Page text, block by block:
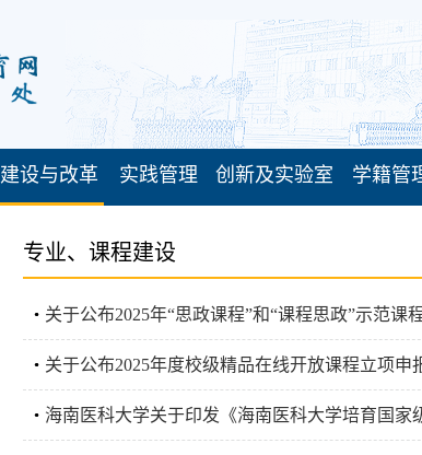
建设与改革 实践管理 创新及实验室 学籍管
专业、课程建设
关于公布2025年“思政课程”和“课程思政”示范课
关于公布2025年度校级精品在线开放课程立项申
海南医科大学关于印发《海南医科大学培育国家